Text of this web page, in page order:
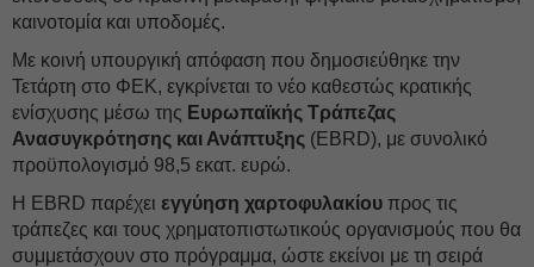
καινοτομία και υποδομές.
Με κοινή υπουργική απόφαση που δημοσιεύθηκε την
Τετάρτη στο ΦΕΚ, εγκρίνεται το νέο καθεστώς κρατικής
ενίσχυσης μέσω της Ευρωπαϊκής Τράπεζας
Ανασυγκρότησης και Ανάπτυξης (EBRD), με συνολικό
προϋπολογισμό 98,5 εκατ. ευρώ.
Η EBRD παρέχει εγγύηση χαρτοφυλακίου προς τις
τράπεζες και τους χρηματοπιστωτικούς οργανισμούς που θα
συμμετάσχουν στο πρόγραμμα, ώστε εκείνοι με τη σειρά